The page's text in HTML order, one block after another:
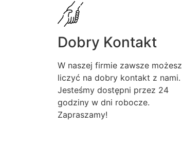
Dobry Kontakt
W naszej firmie zawsze możesz
liczyć na dobry kontakt z nami.
Jesteśmy dostępni przez 24
godziny w dni robocze.
Zapraszamy!